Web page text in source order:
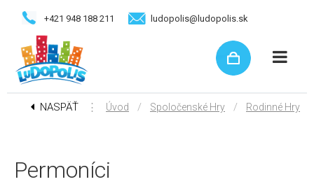
+421 948 188 211 ludopolis@ludopolis.sk
NASPÄŤ ⋮ Úvod / Spoločenské Hry / Rodinné Hry
Permoníci